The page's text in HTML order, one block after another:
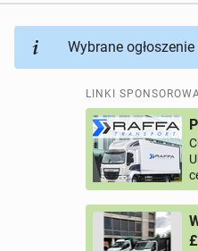
Wybrane
LINKI